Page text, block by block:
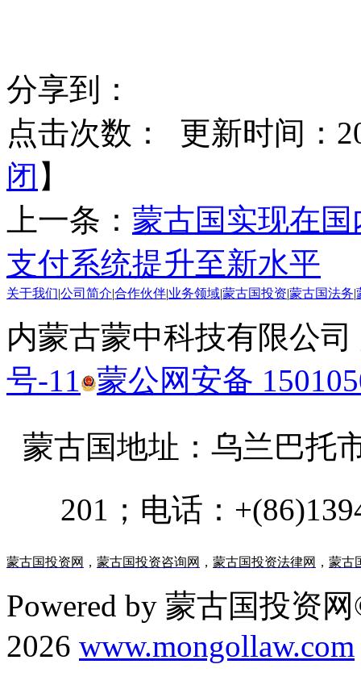
分享到：
点击次数：
更新时间：
闭 】
上一条： 蒙古国实现在
支付系统提升至新水平
关于我们 公司简介 合作伙伴 业务领域 蒙古国投资 蒙古国法务
内蒙古蒙中科技有限公
号-11 蒙公网安备
蒙古国地址： 乌兰巴托
201；电话：
蒙古国投资网 ， 蒙古国投资咨询网 ， 蒙古国投资法律网 ， 蒙古
Powered by 蒙古国投资
2026 www.mongollaw.com